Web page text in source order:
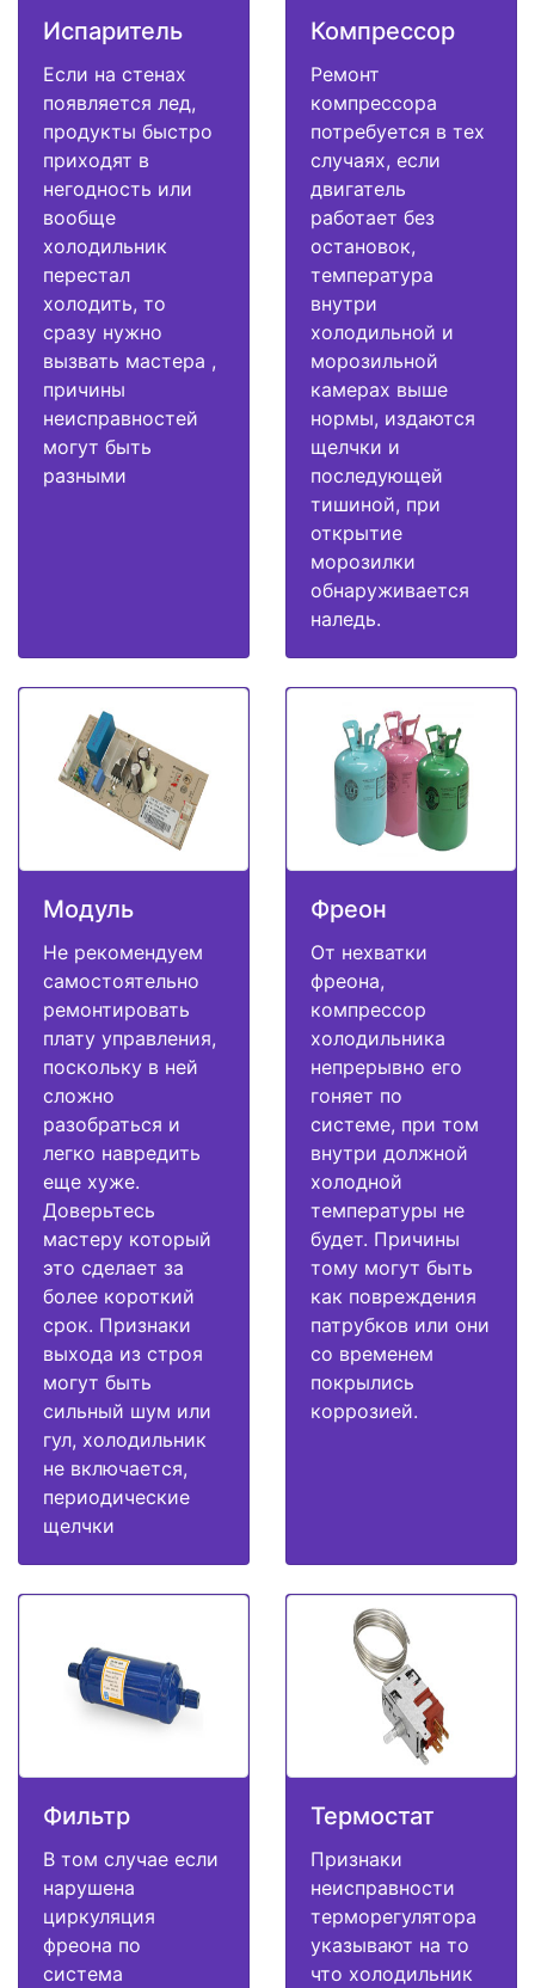
Испаритель
Если на стенах
появляется лед,
продукты быстро
приходят в
негодность или
вообще
холодильник
перестал
холодить, то
сразу нужно
вызвать мастера ,
причины
неисправностей
могут быть
разными
Компрессор
Ремонт
компрессора
потребуется в тех
случаях, если
двигатель
работает без
остановок,
температура
внутри
холодильной и
морозильной
камерах выше
нормы, издаются
щелчки и
последующей
тишиной, при
открытие
морозилки
обнаруживается
наледь.
Модуль
Не рекомендуем
самостоятельно
ремонтировать
плату управления,
поскольку в ней
сложно
разобраться и
легко навредить
еще хуже.
Доверьтесь
мастеру который
это сделает за
более короткий
срок. Признаки
выхода из строя
могут быть
сильный шум или
гул, холодильник
не включается,
периодические
щелчки
Фреон
От нехватки
фреона,
компрессор
холодильника
непрерывно его
гоняет по
системе, при том
внутри должной
холодной
температуры не
будет. Причины
тому могут быть
как повреждения
патрубков или они
со временем
покрылись
коррозией.
Фильтр
В том случае если
нарушена
циркуляция
фреона по
система
Термостат
Признаки
неисправности
терморегулятора
указывают на то
что холодильник